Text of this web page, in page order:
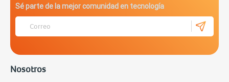
Sé parte de la mejor comunidad en tecnología
Nosotros